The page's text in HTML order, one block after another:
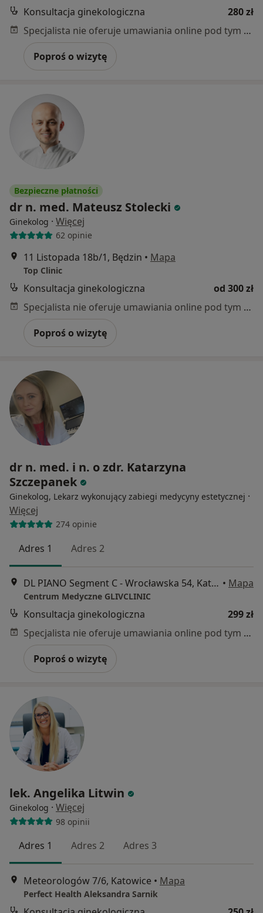
Konsultacja ginekologiczna
280 zł
Specjalista nie oferuje umawiania online pod tym adresem.
Poproś o wizytę
Bezpieczne płatności
dr n. med. Mateusz Stolecki
Ginekolog · Więcej
62 opinie
11 Listopada 18b/1, Będzin • Mapa
Top Clinic
Konsultacja ginekologiczna
od 300 zł
Specjalista nie oferuje umawiania online pod tym adresem.
Poproś o wizytę
dr n. med. i n. o zdr. Katarzyna
Szczepanek
Ginekolog, Lekarz wykonujący zabiegi medycyny estetycznej ·
Więcej
274 opinie
Adres 1 Adres 2
DL PIANO Segment C - Wrocławska 54, Katowice • Mapa
Centrum Medyczne GLIVCLINIC
Konsultacja ginekologiczna
299 zł
Specjalista nie oferuje umawiania online pod tym adresem.
Poproś o wizytę
lek. Angelika Litwin
Ginekolog · Więcej
98 opinii
Adres 1 Adres 2 Adres 3
Meteorologów 7/6, Katowice • Mapa
Perfect Health Aleksandra Sarnik